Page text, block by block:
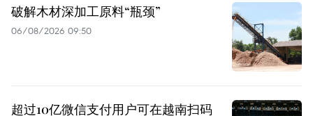
破解木材深加工原料“瓶颈”
06/08/2026 09:50
超过10亿微信支付用户可在越南扫码